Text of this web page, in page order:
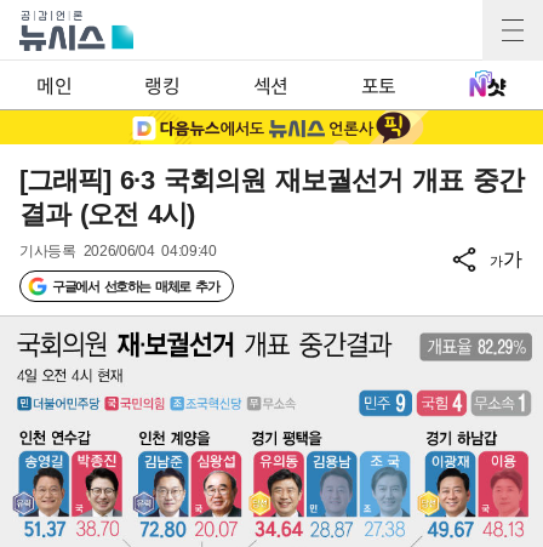
메인 랭킹 섹션 포토
[그래픽] 6·3 국회의원 재보궐선거 개표 중간
결과 (오전 4시)
기사등록 2026/06/04 04:09:40
구글에서 선호하는 매체로 추가
가가